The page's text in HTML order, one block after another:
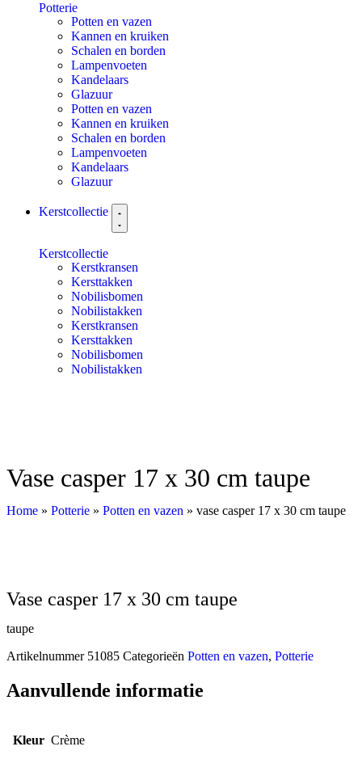
Potterie
Potten en vazen
Kannen en kruiken
Schalen en borden
Lampenvoeten
Kandelaars
Glazuur
Potten en vazen
Kannen en kruiken
Schalen en borden
Lampenvoeten
Kandelaars
Glazuur
Kerstcollectie
Kerstcollectie
Kerstkransen
Kersttakken
Nobilisbomen
Nobilistakken
Kerstkransen
Kersttakken
Nobilisbomen
Nobilistakken
vase casper 17 x 30 cm taupe
Home » Potterie » Potten en vazen » vase casper 17 x 30 cm taupe
vase casper 17 x 30 cm taupe
taupe
Artikelnummer 51085 Categorieën Potten en vazen, Potterie
Aanvullende informatie
Kleur Crème